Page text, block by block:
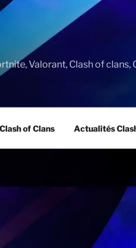
Valorant, Clash of clans,
of Clans Actualités